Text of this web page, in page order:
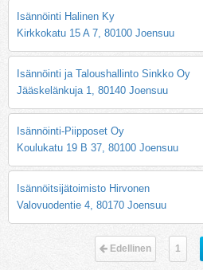
Isännöinti Halinen Ky
Kirkkokatu 15 A 7, 80100 Joensuu
Isännöinti ja Taloushallinto Sinkko Oy
Jääskelänkuja 1, 80140 Joensuu
Isännöinti-Piipposet Oy
Koulukatu 19 B 37, 80100 Joensuu
Isännöitsijätoimisto Hirvonen
Valovuodentie 4, 80170 Joensuu
Edellinen 1